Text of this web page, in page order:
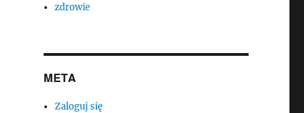
zdrowie
META
Zaloguj się